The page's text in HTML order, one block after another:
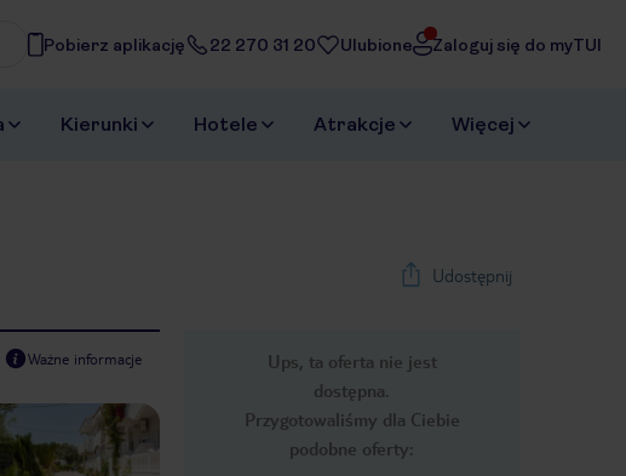
Pobierz aplikację 22 270 31 20 Ulubione Zaloguj się do myTUI
Kierunki Hotele Atrakcje Więcej
Udostępnij
Ups, ta oferta nie jest
dostępna.
Przygotowaliśmy dla Ciebie
podobne oferty:
Ważne informacje
Next slide
1 /19